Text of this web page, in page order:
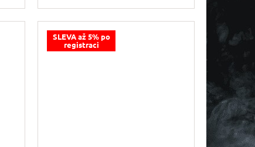
SLEVA až 5% po
registraci